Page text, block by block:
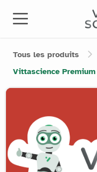
Tous les produits
Vittascience
Product image slider